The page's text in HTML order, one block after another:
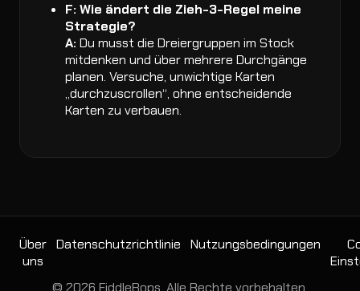
F: Wie ändert die Zieh-3-Regel meine
Strategie?
A: Du musst die Dreiergruppen im Stock
mitdenken und über mehrere Durchgänge
planen. Versuche, unwichtige Karten
„durchzuscrollen“, ohne entscheidende
Karten zu verbauen.
Über
uns
Datenschutzrichtlinie Nutzungsbedingungen